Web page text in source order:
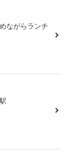
ながらランチ